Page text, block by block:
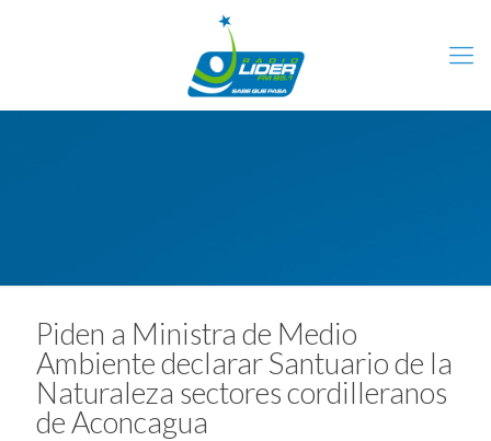
Piden a Ministra de Medio
Ambiente declarar Santuario de la
Naturaleza sectores cordilleranos
de Aconcagua